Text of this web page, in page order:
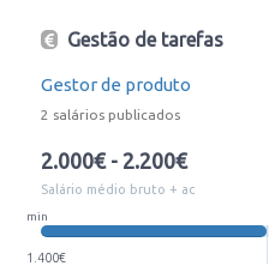
Gestão de tarefas
Gestor de produto
2 salários publicados
2.000€ - 2.200€
Salário médio bruto + ac
min
1.400€